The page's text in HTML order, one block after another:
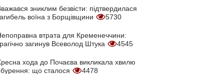
зниклим безвісти: підтвердилася
воїна з Борщівщини
5730
втрата для Кременеччини:
загинув Всеволод Штука
4545
хода до Почаєва викликала хвилю
що сталося
4478